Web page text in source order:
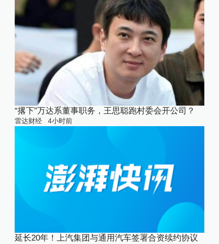
“撂下”万达系董事职务，王思聪跑村委会开公司？
雷达财经 4小时前
延长20年！上汽集团与通用汽车签署合资续约协议